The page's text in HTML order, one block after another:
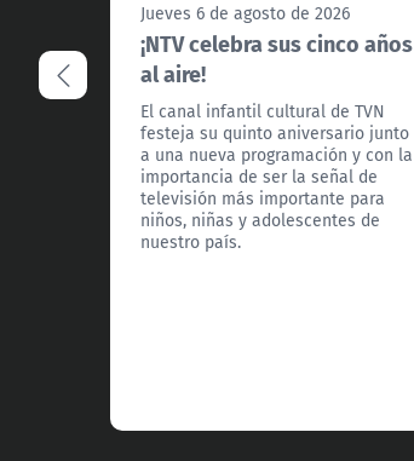
Jueves 6 de agosto de 2026
¡NTV celebra sus cinco años
al aire!
El canal infantil cultural de TVN
festeja su quinto aniversario junto
a una nueva programación y con la
importancia de ser la señal de
televisión más importante para
niños, niñas y adolescentes de
nuestro país.